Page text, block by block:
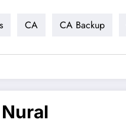
CA CA Backup